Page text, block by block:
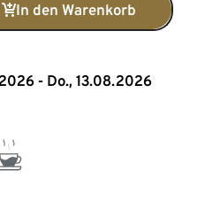
In den Warenkorb
- Do., 13.08.2026